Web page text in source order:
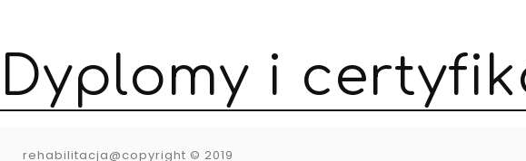
Dyplomy i certyfik
rehabilitacja@copyright © 2019